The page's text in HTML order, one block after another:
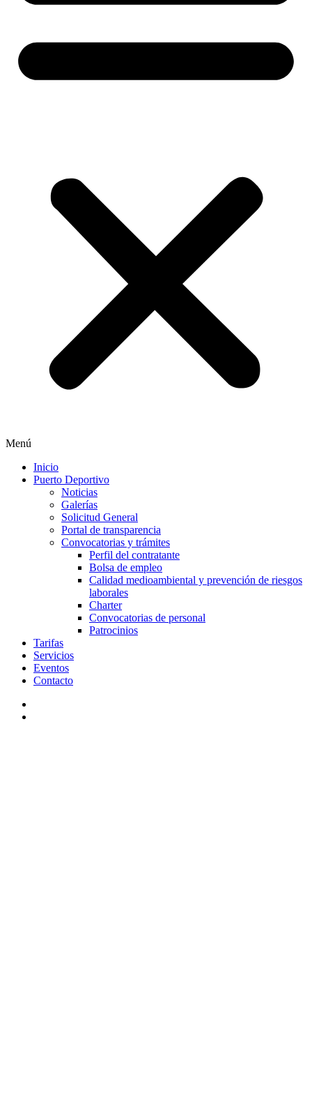
Menú
Inicio
Puerto Deportivo
Noticias
Galerías
Solicitud General
Portal de transparencia
Convocatorias y trámites
Perfil del contratante
Bolsa de empleo
Calidad medioambiental y prevención de riesgos
laborales
Charter
Convocatorias de personal
Patrocinios
Tarifas
Servicios
Eventos
Contacto